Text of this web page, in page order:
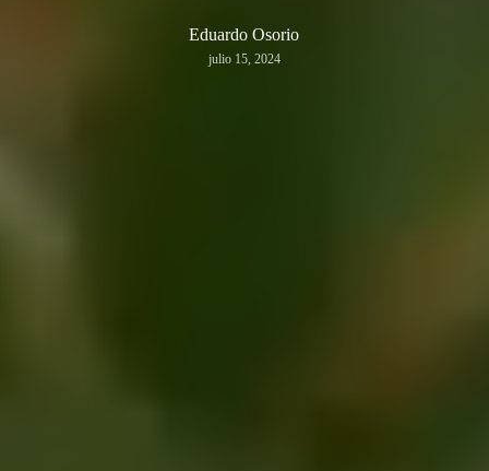
Eduardo Osorio
julio 15, 2024